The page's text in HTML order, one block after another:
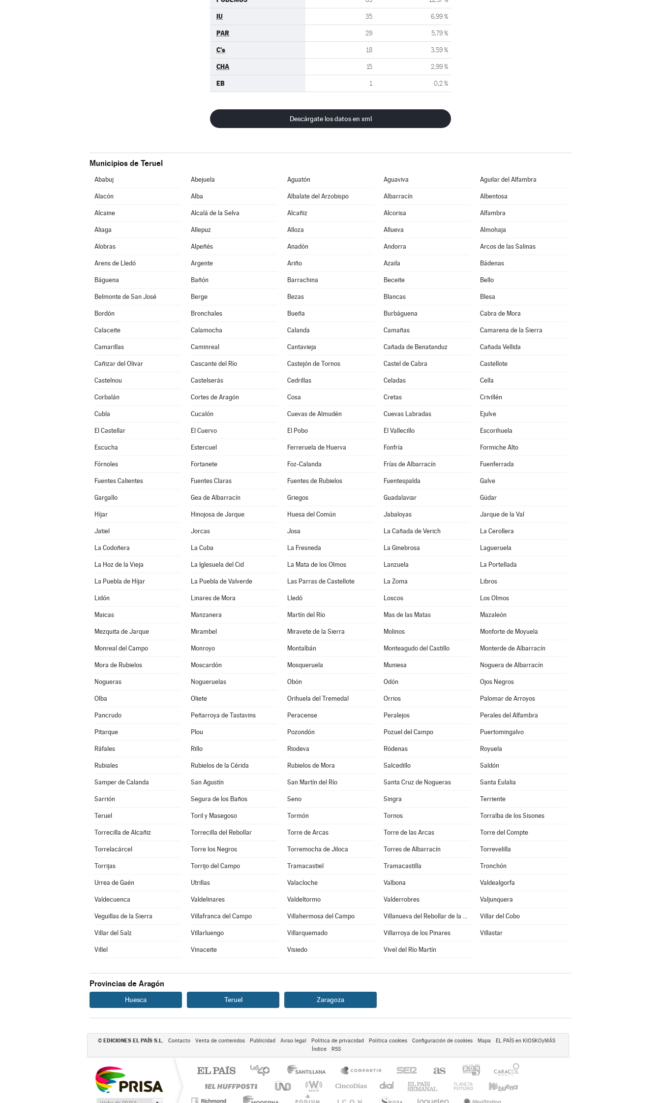
IU 35 6,99 %
PAR 29 5,79 %
C's 18 3,59 %
CHA 15 2,99 %
EB 1 0,2 %
Descárgate los datos en xml
Municipios de Teruel
Ababuj Abejuela Aguatón Aguaviva Aguilar del Alfambra
Alacón Alba Albalate del Arzobispo Albarracín Albentosa
Alcaine Alcalá de la Selva Alcañiz Alcorisa Alfambra
Aliaga Allepuz Alloza Allueva Almohaja
Alobras Alpeñés Anadón Andorra Arcos de las Salinas
Arens de Lledó Argente Ariño Azaila Bádenas
Báguena Bañón Barrachina Beceite Bello
Belmonte de San José Berge Bezas Blancas Blesa
Bordón Bronchales Bueña Burbáguena Cabra de Mora
Calaceite Calamocha Calanda Camañas Camarena de la Sierra
Camarillas Caminreal Cantavieja Cañada de Benatanduz Cañada Vellida
Cañizar del Olivar Cascante del Río Castejón de Tornos Castel de Cabra Castellote
Castelnou Castelserás Cedrillas Celadas Cella
Corbalán Cortes de Aragón Cosa Cretas Crivillén
Cubla Cucalón Cuevas de Almudén Cuevas Labradas Ejulve
El Castellar El Cuervo El Pobo El Vallecillo Escorihuela
Escucha Estercuel Ferreruela de Huerva Fonfría Formiche Alto
Fórnoles Fortanete Foz-Calanda Frías de Albarracín Fuenferrada
Fuentes Calientes Fuentes Claras Fuentes de Rubielos Fuentespalda Galve
Gargallo Gea de Albarracín Griegos Guadalaviar Gúdar
Híjar Hinojosa de Jarque Huesa del Común Jabaloyas Jarque de la Val
Jatiel Jorcas Josa La Cañada de Verich La Cerollera
La Codoñera La Cuba La Fresneda La Ginebrosa Lagueruela
La Hoz de la Vieja La Iglesuela del Cid La Mata de los Olmos Lanzuela La Portellada
La Puebla de Híjar La Puebla de Valverde Las Parras de Castellote La Zoma Libros
Lidón Linares de Mora Lledó Loscos Los Olmos
Maicas Manzanera Martín del Río Mas de las Matas Mazaleón
Mezquita de Jarque Mirambel Miravete de la Sierra Molinos Monforte de Moyuela
Monreal del Campo Monroyo Montalbán Monteagudo del Castillo Monterde de Albarracín
Mora de Rubielos Moscardón Mosqueruela Muniesa Noguera de Albarracín
Nogueras Nogueruelas Obón Odón Ojos Negros
Olba Oliete Orihuela del Tremedal Orrios Palomar de Arroyos
Pancrudo Peñarroya de Tastavins Peracense Peralejos Perales del Alfambra
Pitarque Plou Pozondón Pozuel del Campo Puertomingalvo
Ráfales Rillo Riodeva Ródenas Royuela
Rubiales Rubielos de la Cérida Rubielos de Mora Salcedillo Saldón
Samper de Calanda San Agustín San Martín del Río Santa Cruz de Nogueras Santa Eulalia
Sarrión Segura de los Baños Seno Singra Terriente
Teruel Toril y Masegoso Tormón Tornos Torralba de los Sisones
Torrecilla de Alcañiz Torrecilla del Rebollar Torre de Arcas Torre de las Arcas Torre del Compte
Torrelacárcel Torre los Negros Torremocha de Jiloca Torres de Albarracín Torrevelilla
Torrijas Torrijo del Campo Tramacastiel Tramacastilla Tronchón
Urrea de Gaén Utrillas Valacloche Valbona Valdealgorfa
Valdecuenca Valdelinares Valdeltormo Valderrobres Valjunquera
Veguillas de la Sierra Villafranca del Campo Villahermosa del Campo Villanueva del Rebollar de la Sierra Villar del Cobo
Villar del Salz Villarluengo Villarquemado Villarroya de los Pinares Villastar
Villel Vinaceite Visiedo Vivel del Río Martín
Provincias de Aragón
Huesca Teruel Zaragoza
© EDICIONES EL PAÍS S.L. Contacto Venta de contenidos Publicidad Aviso legal Política de privacidad Política cookies Configuración de cookies Mapa
EL PAÍS en KIOSKOyMÁS
Índice
RSS